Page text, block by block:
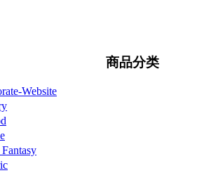
商品分类
Website